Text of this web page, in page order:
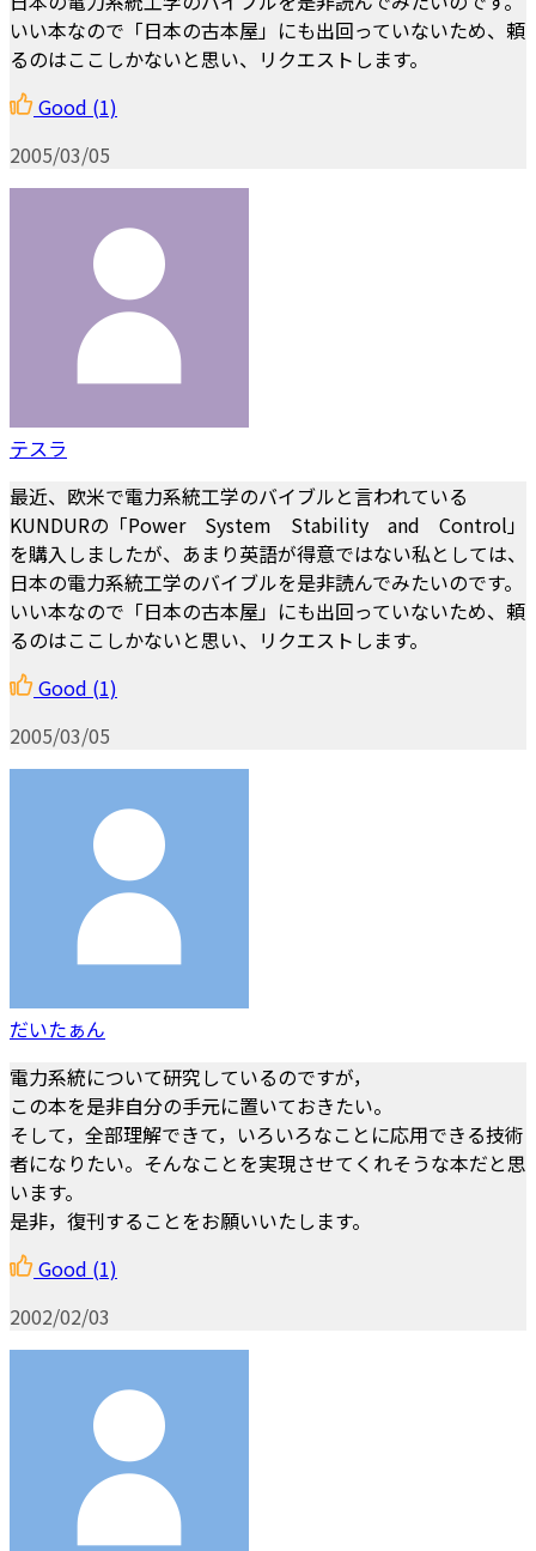
いい本なので「日本の古本屋」にも出回っていないため、頼
るのはここしかないと思い、リクエストします。
Good (1)
2005/03/05
テスラ
最近、欧米で電力系統工学のバイブルと言われている
KUNDURの「Power System Stability and Control」
を購入しましたが、あまり英語が得意ではない私としては、
日本の電力系統工学のバイブルを是非読んでみたいのです。
いい本なので「日本の古本屋」にも出回っていないため、頼
るのはここしかないと思い、リクエストします。
Good (1)
2005/03/05
だいたぁん
電力系統について研究しているのですが，
この本を是非自分の手元に置いておきたい。
そして，全部理解できて，いろいろなことに応用できる技術
者になりたい。そんなことを実現させてくれそうな本だと思
います。
是非，復刊することをお願いいたします。
Good (1)
2002/02/03